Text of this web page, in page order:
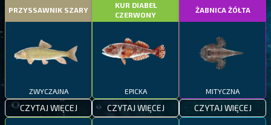
PRZYSSAWNIK SZARY
ZWYCZAJNA
CZYTAJ WIĘCEJ
KUR DIABEŁ
CZERWONY
EPICKA
CZYTAJ WIĘCEJ
ŻABNICA ŻÓŁTA
MITYCZNA
CZYTAJ WIĘCEJ